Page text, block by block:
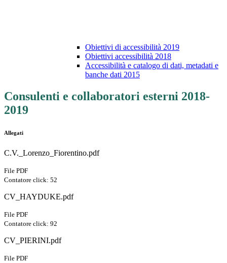
Obiettivi di accessibilità 2019
Obiettivi accessibilità 2018
Accessibilità e catalogo di dati, metadati e
banche dati 2015
Consulenti e collaboratori esterni 2018-
2019
Allegati
C.V._Lorenzo_Fiorentino.pdf
File PDF
Contatore click: 52
CV_HAYDUKE.pdf
File PDF
Contatore click: 92
CV_PIERINI.pdf
File PDF